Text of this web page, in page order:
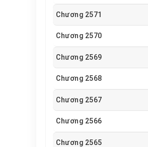
Chương 2571
Chương 2570
Chương 2569
Chương 2568
Chương 2567
Chương 2566
Chương 2565